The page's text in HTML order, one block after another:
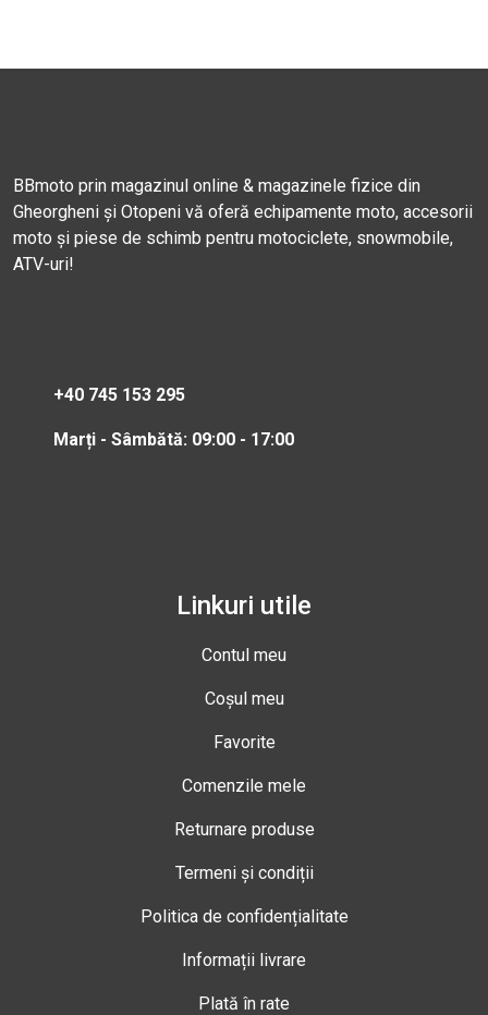
BBmoto prin magazinul online & magazinele fizice din
Gheorgheni și Otopeni vă oferă echipamente moto, accesorii
moto și piese de schimb pentru motociclete, snowmobile,
ATV-uri!
+40 745 153 295
Marți - Sâmbătă: 09:00 - 17:00
Linkuri utile
Contul meu
Coșul meu
Favorite
Comenzile mele
Returnare produse
Termeni și condiții
Politica de confidențialitate
Informații livrare
Plată în rate